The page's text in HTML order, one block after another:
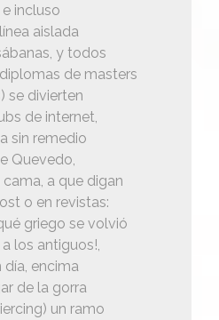
incluso
aislada
y todos
de masters
se divierten
de internet,
sin remedio
Quevedo,
a que digan
o en revistas:
griego se volvió
los antiguos!,
día, encima
de la gorra
un ramo